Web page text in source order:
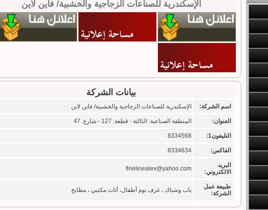
الإسكندرية للصناعات الزجاجية والخشبية/ فاين لاين
بيانات الشركة
اسم الشركة: الإسكندرية للصناعات الزجاجية والخشبية/ فاين لاين
العنوان: المنطقة الصناعية: الثالثة - قطعة: 127 - شارع: 47
التليفون1: 8334568
الفاكس: 8334634
البريد
الالكتروني:
finelinealex@yahoo.com
طبيعة عمل
الشركة:
باب وشباك ، غرف نوم أطفال، أثاث مكتبي ، مطابخ